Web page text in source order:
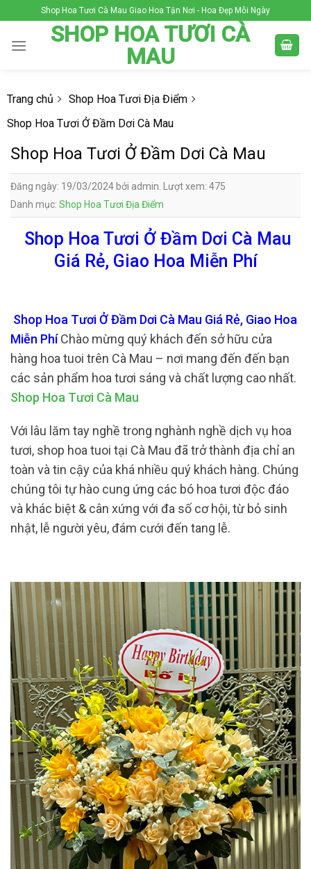
to
content
Shop Hoa Tươi Cà Mau Giao Hoa Tận Nơi - Hoa Đẹp Mỗi Ngày
SHOP HOA TƯƠI CÀ
MAU
Trang chủ
Shop Hoa Tươi Địa Điểm
Shop Hoa Tươi Ở Đầm Dơi Cà Mau
Shop Hoa Tươi Ở Đầm Dơi Cà Mau
Đăng ngày: 19/03/2024 bởi admin. Lượt xem: 475
Danh mục: Shop Hoa Tươi Địa Điểm
Shop Hoa Tươi Ở Đầm Dơi Cà Mau
Giá Rẻ, Giao Hoa Miễn Phí
Shop Hoa Tươi Ở Đầm Dơi Cà Mau Giá Rẻ, Giao Hoa
Miễn PhíChào mừng quý khách đến sở hữu cửa
hàng hoa tuoi trên Cà Mau – nơi mang đến đến bạn
các sản phẩm hoa tươi sáng và chất lượng cao nhất.
Shop Hoa Tươi Cà Mau
Với lâu lăm tay nghề trong nghành nghề dịch vụ hoa
tươi, shop hoa tuoi tại Cà Mau đã trở thành địa chỉ an
toàn và tin cậy của khá nhiều quý khách hàng. Chúng
chúng tôi tự hào cung ứng các bó hoa tươi độc đáo
và khác biệt & cân xứng với đa số cơ hội, từ bỏ sinh
nhật, lễ người yêu, đám cưới đến tang lễ.